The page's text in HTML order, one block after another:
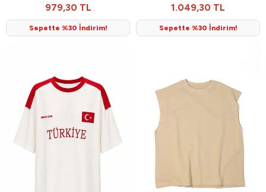
979,30 TL
Sepette %30 İndirim!
1.049,30 TL
Sepette %30 İndirim!